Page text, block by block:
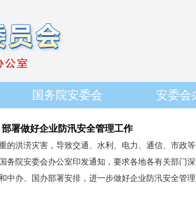
国务院安委会 安委会
署做好企业防汛安全管理工作
的洪涝灾害，导致交通、水利、电力、通信、市政
务院安委会办公室印发通知，要求各地各有关部门
中办、国办部署安排，进一步做好企业防汛安全管